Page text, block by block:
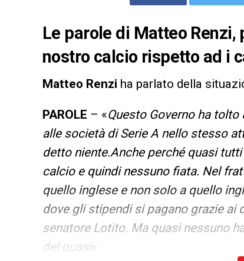
Le parole di Matteo
nostro calcio rispetto ad i
Matteo Renzi ha parlato della
PAROLE – «Questo Governo ha
alle società di Serie A nello stesso
detto niente.Anche perché quasi
calcio e quindi nessuno fiata. Nel
quello inglese e non solo a quello
dove gli stipendi si pagano grazie ai
senatore Lotito. Ma quasi nessuno
del quasi».